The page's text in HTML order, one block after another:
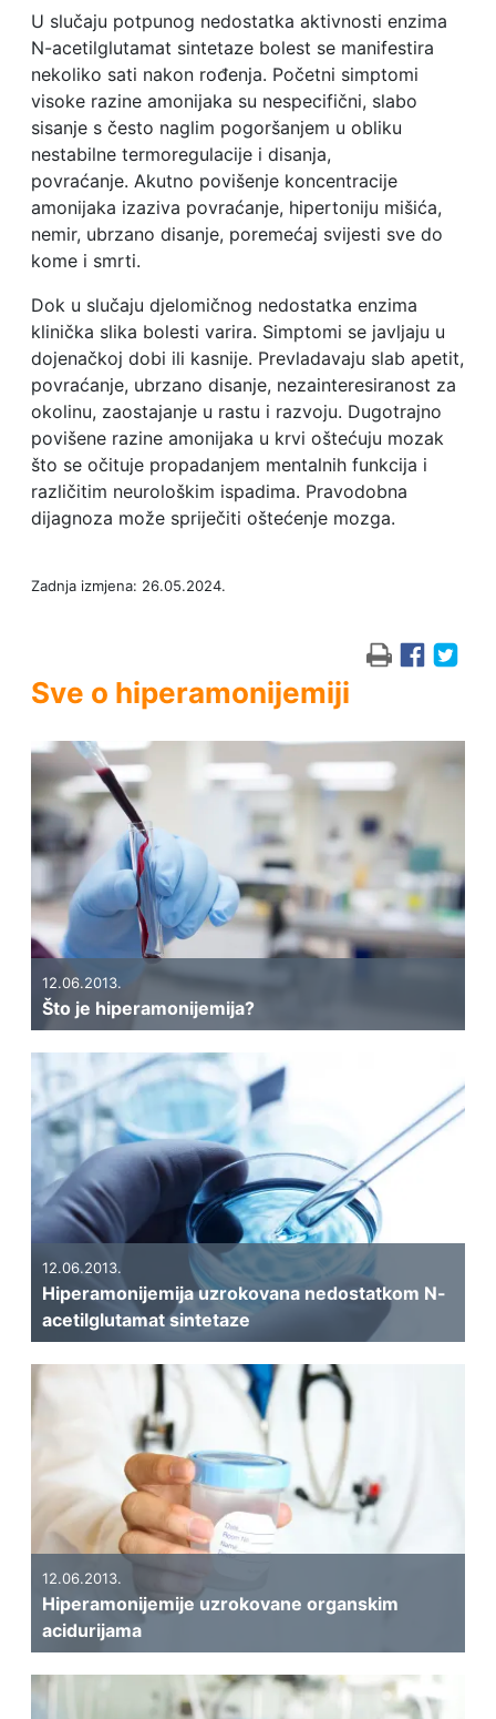
U slučaju potpunog nedostatka aktivnosti enzima
N-acetilglutamat sintetaze bolest se manifestira
nekoliko sati nakon rođenja. Početni simptomi
visoke razine amonijaka su nespecifični, slabo
sisanje s često naglim pogoršanjem u obliku
nestabilne termoregulacije i disanja,
povraćanje. Akutno povišenje koncentracije
amonijaka izaziva povraćanje, hipertoniju mišića,
nemir, ubrzano disanje, poremećaj svijesti sve do
kome i smrti.
Dok u slučaju djelomičnog nedostatka enzima
klinička slika bolesti varira. Simptomi se javljaju u
dojenačkoj dobi ili kasnije. Prevladavaju slab apetit,
povraćanje, ubrzano disanje, nezainteresiranost za
okolinu, zaostajanje u rastu i razvoju. Dugotrajno
povišene razine amonijaka u krvi oštećuju mozak
što se očituje propadanjem mentalnih funkcija i
različitim neurološkim ispadima. Pravodobna
dijagnoza može spriječiti oštećenje mozga.
Zadnja izmjena: 26.05.2024.
Sve o hiperamonijemiji
12.06.2013.
Što je hiperamonijemija?
12.06.2013.
Hiperamonijemija uzrokovana nedostatkom N-
acetilglutamat sintetaze
12.06.2013.
Hiperamonijemije uzrokovane organskim
acidurijama